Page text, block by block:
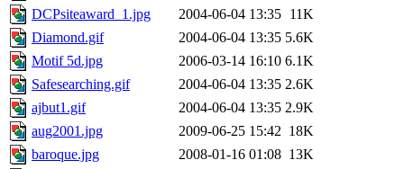
DCPsiteaward_1.jpg
2004-06-04 13:35 11K
Diamond.gif
2004-06-04 13:35 5.6K
Motif 5d.jpg
2006-03-14 16:10 6.1K
Safesearching.gif
2004-06-04 13:35 2.6K
ajbut1.gif
2004-06-04 13:35 2.9K
aug2001.jpg
2009-06-25 15:42 18K
baroque.jpg
2008-01-16 01:08 13K